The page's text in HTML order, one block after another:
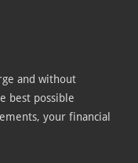
and without
best possible
your financial